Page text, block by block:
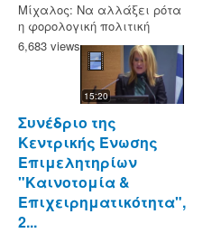
Μίχαλος: Να αλλάξει ρότα
η φορολογική πολιτική
6,683 views
15:20
Συνέδριο της
Κεντρικής Ένωσης
Επιμελητηρίων
"Καινοτομία &
Επιχειρηματικότητα",
2...